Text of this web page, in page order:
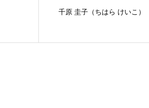
千原 圭子（ちはら けいこ）